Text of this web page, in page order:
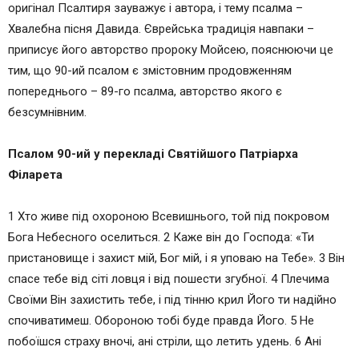
оригінал Псалтиря зауважує і автора, і тему псалма –
Хвалебна пісня Давида. Єврейська традиція навпаки –
приписує його авторство пророку Мойсею, пояснюючи це
тим, що 90-ий псалом є змістовним продовженням
попереднього – 89-го псалма, авторство якого є
безсумнівним.
Псалом 90-ий у перекладі Святійшого Патріарха
Філарета
1 Хто живе під охороною Всевишнього, той під покровом
Бога Небесного оселиться. 2 Каже він до Господа: «Ти
пристановище і захист мій, Бог мій, і я уповаю на Тебе». 3 Він
спасе тебе від сіті ловця і від пошести згубної. 4 Плечима
Своїми Він захистить тебе, і під тінню крил Його ти надійно
спочиватимеш. Обороною тобі буде правда Його. 5 Не
побоїшся страху вночі, ані стріли, що летить удень. 6 Ані